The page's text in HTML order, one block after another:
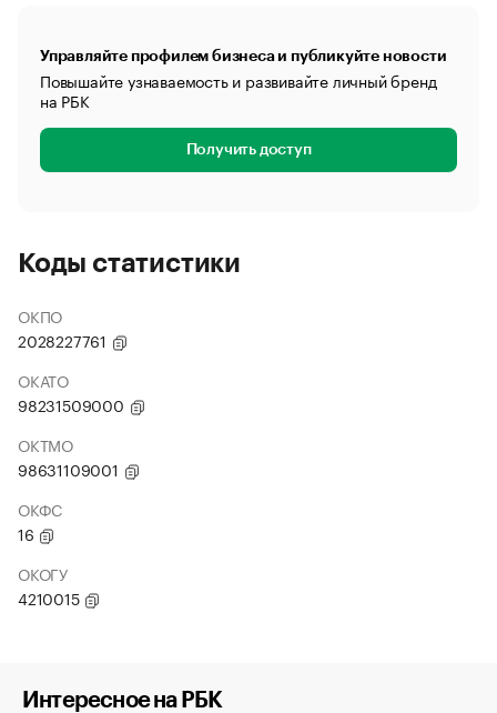
Управляйте профилем бизнеса и публикуйте новости
Повышайте узнаваемость и развивайте личный бренд
на РБК
Получить доступ
Коды статистики
ОКПО
2028227761
ОКАТО
98231509000
ОКТМО
98631109001
ОКФС
16
ОКОГУ
4210015
Интересное на РБК